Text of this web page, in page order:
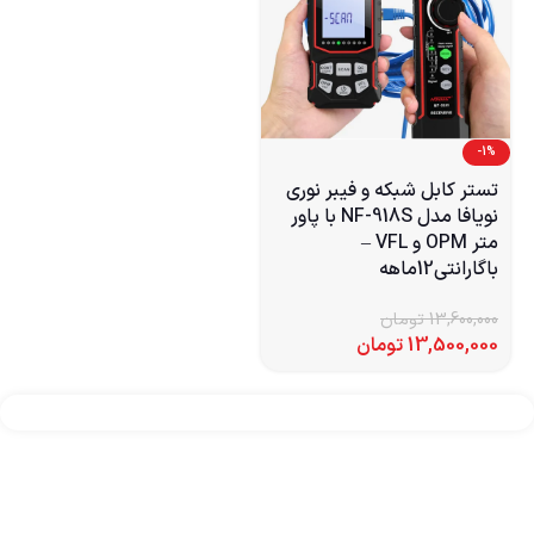
-1%
تستر کابل شبکه و فیبر نوری
نویافا مدل NF-918S با پاور
متر OPM و VFL –
باگارانتی12ماهه
13,600,000تومان
13,500,000تومان